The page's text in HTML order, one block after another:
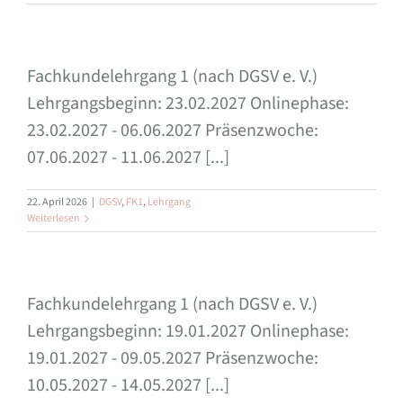
Fachkundelehrgang 1 (nach DGSV e. V.)
Lehrgangsbeginn: 23.02.2027 Onlinephase:
23.02.2027 - 06.06.2027 Präsenzwoche:
07.06.2027 - 11.06.2027 [...]
22. April 2026 | DGSV,FK1,Lehrgang
Weiterlesen
Fachkundelehrgang 1 (nach DGSV e. V.)
Lehrgangsbeginn: 19.01.2027 Onlinephase:
19.01.2027 - 09.05.2027 Präsenzwoche:
10.05.2027 - 14.05.2027 [...]